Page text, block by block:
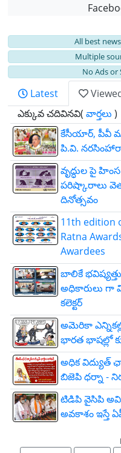
All best
Multiple
No Ads or
Latest
ఎక్కువ చదివినవి( వార్తలు )
కేసీయార్, పీవీ మన
పి.వి.
వృద్ధుల పై హింస
పరిష్కారాలు
దినోత్సవం
11th edition
Ratna
బాలికే
అధికారులు గా
కలెక్టర్
అమెరికా
భారత భాషల్లో
అధిక విద్యుత్
బిజెపి ధర్నా -
టిడిపి వైసిపి
అవకాశం ఇస్తే